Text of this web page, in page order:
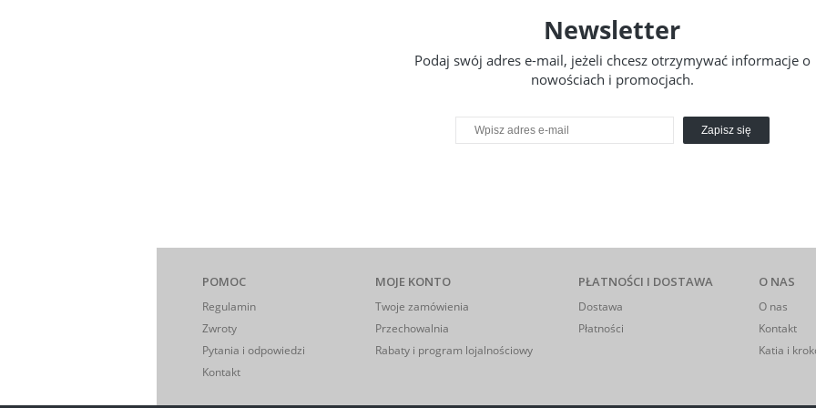
Newsletter
Podaj swój adres e-mail, jeżeli chcesz otrzymywać informacje o
nowościach i promocjach.
Zapisz się
POMOC
Regulamin
Zwroty
Pytania i odpowiedzi
Kontakt
MOJE KONTO
Twoje zamówienia
Przechowalnia
Rabaty i program lojalnościowy
PŁATNOŚCI I DOSTAWA
Dostawa
Płatności
O NAS
O nas
Kontakt
Katia i